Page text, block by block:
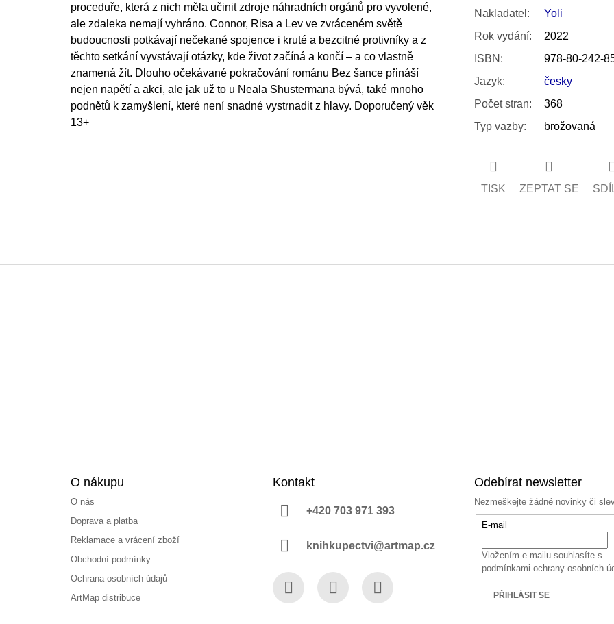
proceduře, která z nich měla učinit zdroje náhradních orgánů pro vyvolené,
ale zdaleka nemají vyhráno. Connor, Risa a Lev ve zvráceném světě
budoucnosti potkávají nečekané spojence i kruté a bezcitné protivníky a z
těchto setkání vyvstávají otázky, kde život začíná a končí – a co vlastně
znamená žít. Dlouho očekávané pokračování románu Bez šance přináší
nejen napětí a akci, ale jak už to u Neala Shustermana bývá, také mnoho
podnětů k zamyšlení, které není snadné vystrnadit z hlavy. Doporučený věk
13+
Nakladatel :
Yoli
Rok vydání:
2022
ISBN :
978-80-242-
Jazyk:
česky
Počet stran:
368
Typ vazby: brožovaná
TISK ZEPTAT SE
O nákupu
O nás
Doprava a platba
Reklamace a vrácení zboží
Obchodní podmínky
Ochrana osobních údajů
ArtMap distribuce
Kontakt
+420 703 971 393
knihkupectvi@artmap.cz
Odebírat newsletter
Nezmeškejte žádné novinky či
E-mail
Vložením e-mailu souhlasíte s
podmínkami ochrany osobních
PŘIHLÁSIT SE